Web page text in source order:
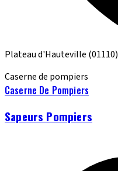
Plateau d'Hauteville (01110)
Caserne de pompiers
Caserne De Pompiers
Sapeurs Pompiers